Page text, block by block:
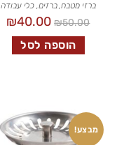
ברזי מטבח,ברזים, כלי עבודה
₪50.00
₪40.00
הוספה לסל
מבצע!